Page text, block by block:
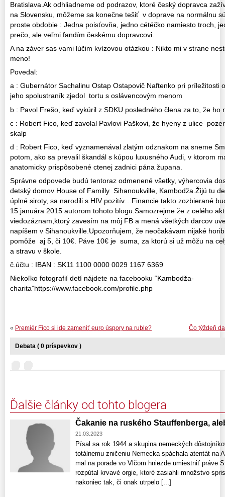
Bratislava.Ak odhliadneme od podrazov, ktoré český dopravca
na Slovensku, môžeme sa konečne tešiť v doprave na normálnu
proste obdobie : Jedna poisťovňa, jedno cétéčko namiesto troch,
prečo, ale veľmi fandím českému dopravcovi.
A na záver sas vami lúčim kvízovou otázkou : Nikto mi v strane
meno!
Povedal:
a : Gubernátor Sachalinu Ostap Ostapovič Naftenko pri príležitosti
jeho spolustraník zjedol tortu s oslávencovým menom
b : Pavol Frešo, keď vykúril z SDKU posledného člena za to, že ho
c : Robert Fico, keď zavolal Pavlovi Paškovi, že hyeny z ulice
skalp
d : Robert Fico, keď vyznamenával zlatým odznakom na sneme
potom, ako sa prevalil škandál s kúpou luxusného Audi, v ktorom
anatomicky prispôsobené ctenej zadnici pána župana.
Správne odpovede budú tentoraz odmenené všetky, výhercovia
detský domov House of Familly Sihanoukville, Kambodža.Žijú tu
úplné siroty, sa narodili s HIV pozitív…Financie takto zozbierané
15.januára 2015 autorom tohoto blogu.Samozrejme že z celého
viedozáznam,ktorý zavesím na môj FB a mená všetkých darcov
napíšem v Sihanoukville.Upozorňujem, že neočakávam nijaké
pomôže aj 5, či 10€. Páve 10€ je suma, za ktorú si už môžu na
a stravu v škole.
č.účtu : IBAN : SK11 1100 0000 0029 1167 6369
Niekoľko fotografií detí nájdete na facebooku “Kambodža-
charita”https://www.facebook.com/profile.php
Čo týždeň
« Premiér Fico si ide zameniť euro úspory na ruble?
Debata ( 0 príspevkov )
Ďalšie články od tohto blogera
Čakanie na ruského Stauffenberga,
21.03.2023
Písal sa rok 1944 a skupina nemeckých
totálnemu zničeniu Nemecka spáchala atentát na
mal na porade vo Vlčom hniezde umiestniť práve
rozpútal krvavé orgie, ktoré zasiahli množstvo
nakoniec tak, či onak utrpelo [...]